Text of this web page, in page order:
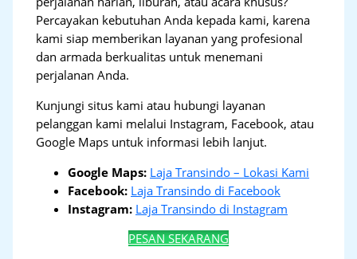
Percayakan kebutuhan Anda kepada kami, karena
kami siap memberikan layanan yang profesional
dan armada berkualitas untuk menemani
perjalanan Anda.
Kunjungi situs kami atau hubungi layanan
pelanggan kami melalui Instagram, Facebook, atau
Google Maps untuk informasi lebih lanjut.
Google Maps: Laja Transindo – Lokasi Kami
Facebook: Laja Transindo di Facebook
Instagram: Laja Transindo di Instagram
PESAN SEKARANG